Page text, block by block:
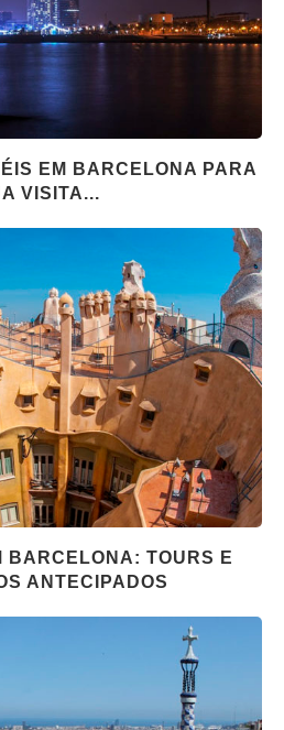
EM BARCELONA PARA
VISITA...
BARCELONA: TOURS E
ANTECIPADOS